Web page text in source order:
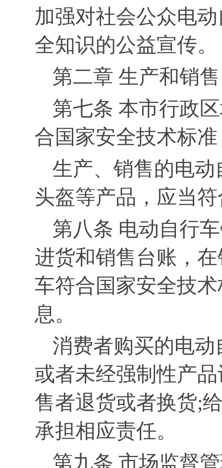
加强对社会公众电
全知识的公益宣传。
第二章 生产和销售
第七条 本市行政
合国家安全技术标
生产、销售的电
头盔等产品，应当
第八条 电动自行
进货和销售台账，
车符合国家安全技
息。
消费者购买的电
或者未经强制性产
售者退货或者换货;
承担相应责任。
第九条 市场监督